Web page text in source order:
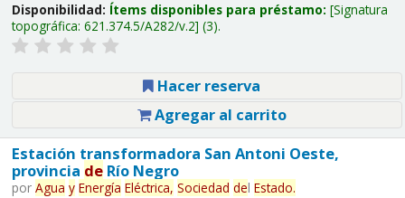
Disponibilidad: Ítems disponibles para préstamo: Signatura
topográfica: 621.374.5/A282/v.2 (3).
Hacer reserva
Agregar al carrito
Estación transformadora San Antoni Oeste,
provincia deRío Negro
por Agua y Energía Eléctrica, Sociedad del Estado.